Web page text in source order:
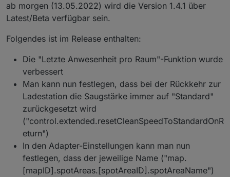
Deebot Adapters berichten
und natürlich auch nach Eurer Meinung fragen,
ob es noch "offene Baustellen" gibt - oder ob Ihr
soweit alles damit umsetzen könnt, was Ihr Euch
bleiben und auch den aktuellen Status
berücksichtigen ;) ).
m
Version Releasedatum
Stable
Alpha
alpha.2
ab morgen (13.05.2022) wird die Version 1.4.1 über
Latest/Beta verfügbar sein.
Folgendes ist im Release enthalten:
Die "Letzte Anwesenheit pro Raum"-Funktion wurde
verbessert
Man kann nun festlegen, dass bei der Rückkehr zur
Ladestation die Saugstärke immer auf "Standard"
zurückgesetzt wird
("control.extended.resetCleanSpeedToStandardOnR
eturn")
In den Adapter-Einstellungen kann man nun
festlegen, dass der jeweilige Name ("map.
[mapID].spotAreas.[spotAreaID].spotAreaName")